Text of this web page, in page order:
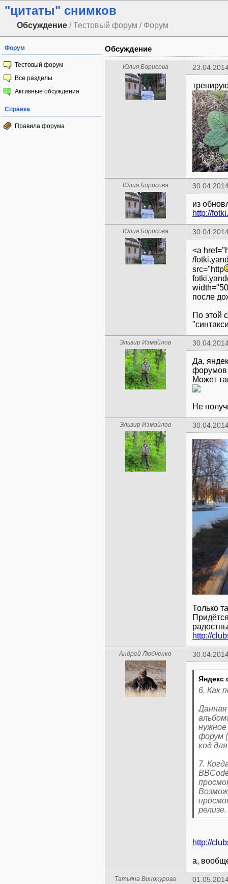
"цитаты" снимков
Обсуждение / Тестовый форум / Форум
Форум
Тестовый форум
Все разделы
Активные обсуждения
Справка
Правила форума
Обсуждение
Юлия Борисова
Юлия Борисова
Юлия Борисова
<a
/
src="http
после
По этой
Эльвир Измайлов
Да,
форумов
Не
Эльвир Измайлов
Только
http://
Андрей Любченко
Яндекс
6. Как
нужное
форум
код
7.
релизе.
http://
а,
Татьяна Винокурова